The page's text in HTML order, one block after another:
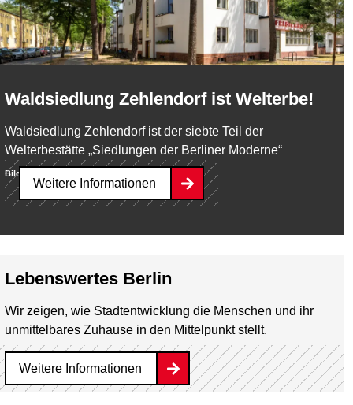
Waldsiedlung Zehlendorf ist Welterbe!
Waldsiedlung Zehlendorf ist der siebte Teil der
Welterbestätte „Siedlungen der Berliner Moderne“
Weitere Informationen
Bild:
Lebenswertes Berlin
Wir zeigen, wie Stadtentwicklung die Menschen und ihr
unmittelbares Zuhause in den Mittelpunkt stellt.
Weitere Informationen